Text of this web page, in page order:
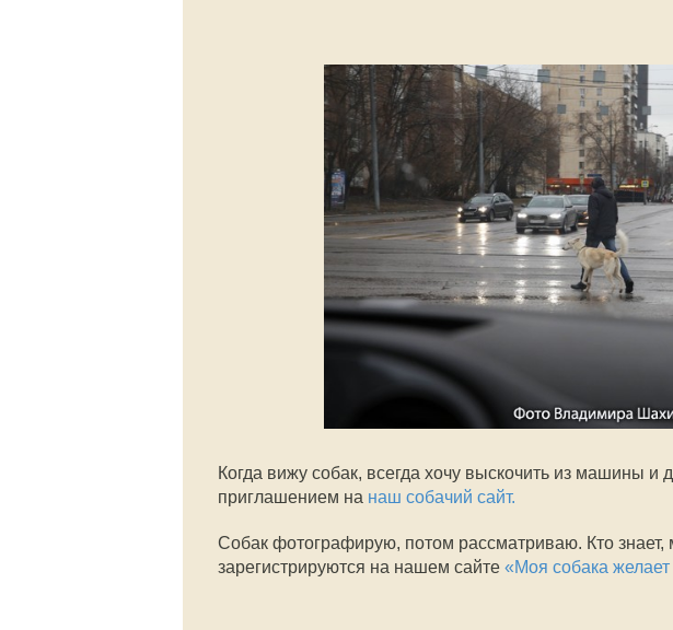
Когда вижу собак, всегда хочу выскочить из машины и
приглашением на наш собачий сайт.
Собак фотографирую, потом рассматриваю. Кто знает,
зарегистрируются на нашем сайте «Моя собака желает